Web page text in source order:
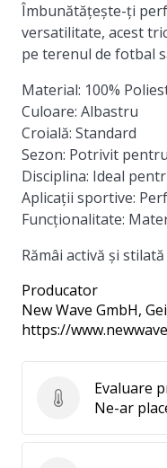
Îmbunătățește-ți
versatilitate, acest
pe terenul de fotbal
Material: 100%
Culoare: Albastru
Croială: Standard
Sezon: Potrivit
Disciplina: Ideal
Aplicații sportive:
Funcționalitate:
Rămâi activă și
Producator
New Wave GmbH,
https://
Evaluare produs
Evaluare
Ne-ar